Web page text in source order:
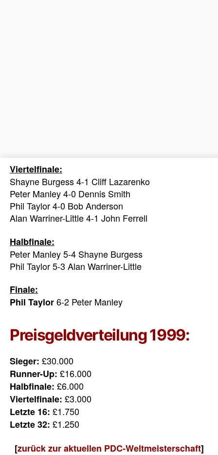
Viertelfinale:
Shayne Burgess 4-1 Cliff Lazarenko
Peter Manley 4-0 Dennis Smith
Phil Taylor 4-0 Bob Anderson
Alan Warriner-Little 4-1 John Ferrell
Halbfinale:
Peter Manley 5-4 Shayne Burgess
Phil Taylor 5-3 Alan Warriner-Little
Finale:
Phil Taylor6-2 Peter Manley
Preisgeldverteilung 1999:
Sieger: £30.000
Runner-Up: £16.000
Halbfinale: £6.000
Viertelfinale: £3.000
Letzte 16: £1.750
Letzte 32: £1.250
[zurück zur aktuellen PDC-Weltmeisterschaft]